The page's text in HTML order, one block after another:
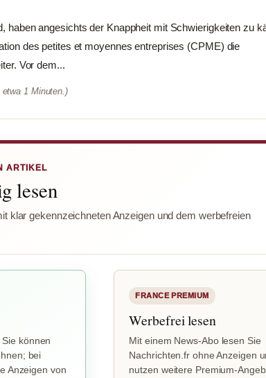
haben angesichts der Knappheit mit Schwierigkeiten zu
des petites et moyennes entreprises (CPME) die
Vor dem...
1 Minuten.)
ARTIKEL
lesen
klar gekennzeichneten Anzeigen und dem werbefreien
können
bei
Anzeigen von
FRANCE PREMIUM
Werbefrei lesen
Mit einem News-Abo lesen Sie
Nachrichten.fr ohne Anzeigen
nutzen weitere Premium-